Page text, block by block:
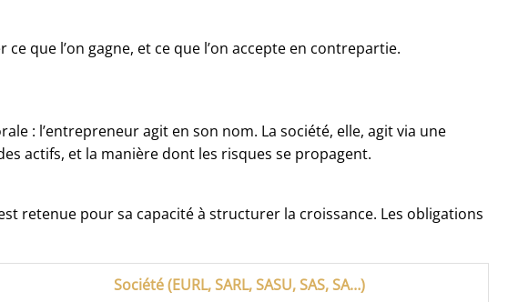
que l’on gagne, et ce que l’on accepte en contrepartie.
: l’entrepreneur agit en son nom. La société, elle, agit via une
actifs, et la manière dont les risques se propagent.
retenue pour sa capacité à structurer la croissance. Les obligations
Société (EURL, SARL, SASU, SAS, SA…)